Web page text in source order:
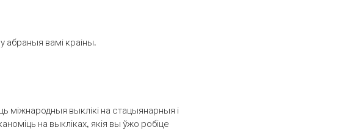
абраныя вамі краіны.
выклікі на стацыянарныя і
на выкліках, якія вы ўжо робіце